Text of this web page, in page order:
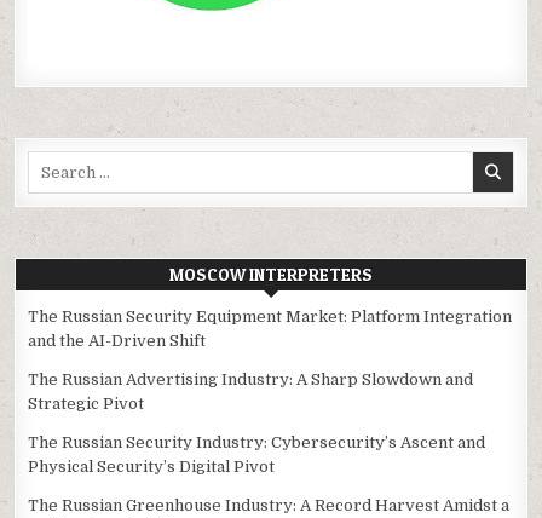
MOSCOW INTERPRETERS
The Russian Security Equipment Market: Platform Integration
and the AI-Driven Shift
The Russian Advertising Industry: A Sharp Slowdown and
Strategic Pivot
The Russian Security Industry: Cybersecurity’s Ascent and
Physical Security’s Digital Pivot
The Russian Greenhouse Industry: A Record Harvest Amidst a